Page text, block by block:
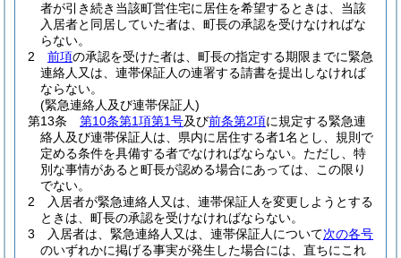
者が引き続き当該町営住宅に居住を希望するときは、当該
入居者と同居していた者は、町長の承認を受けなければな
らない。
2
前項の承認を受けた者は、町長の指定する期限までに緊急
連絡人又は、連帯保証人の連署する請書を提出しなければ
ならない。
(緊急連絡人及び連帯保証人)
第13条
第10条第1項第1号及び前条第2項に規定する緊急連
絡人及び連帯保証人は、県内に居住する者1名とし、規則で
定める条件を具備する者でなければならない。 ただし、特
別な事情があると町長が認める場合にあっては、この限り
でない。
2
入居者が緊急連絡人又は、連帯保証人を変更しようとする
ときは、町長の承認を受けなければならない。
3
入居者は、緊急連絡人又は、連帯保証人について次の各号
のいずれかに掲げる事実が発生した場合には、直ちにこれ